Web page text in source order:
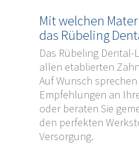
Mit welchen
das Rübeling
Das Rübeling
allen etablierten
Auf Wunsch
Empfehlungen an
oder beraten Sie
den perfekten
Versorgung.